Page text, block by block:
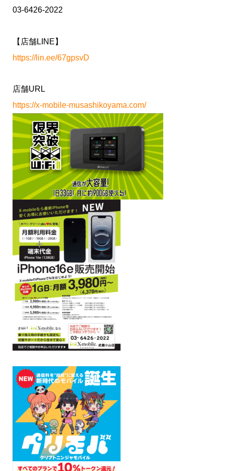
03-6426-2022
【店舗LINE】
https://lin.ee/67gpsvD
店舗URL
https://x-mobile-musashikoyama.com/